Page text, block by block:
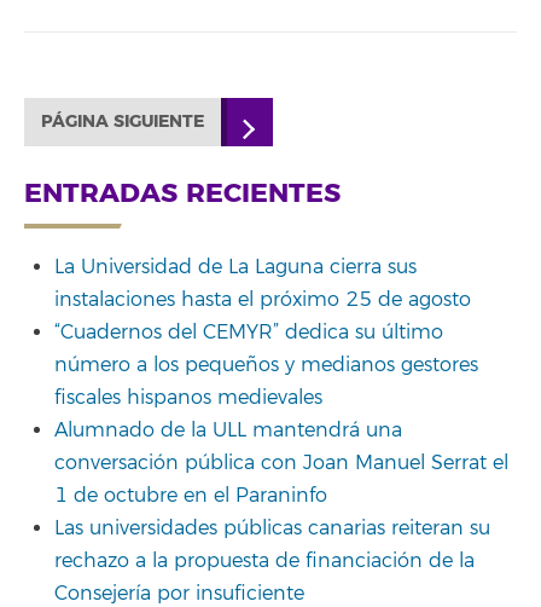
PÁGINA SIGUIENTE
ENTRADAS RECIENTES
La Universidad de La Laguna cierra sus
instalaciones hasta el próximo 25 de agosto
“Cuadernos del CEMYR” dedica su último
número a los pequeños y medianos gestores
fiscales hispanos medievales
Alumnado de la ULL mantendrá una
conversación pública con Joan Manuel Serrat el
1 de octubre en el Paraninfo
Las universidades públicas canarias reiteran su
rechazo a la propuesta de financiación de la
Consejería por insuficiente